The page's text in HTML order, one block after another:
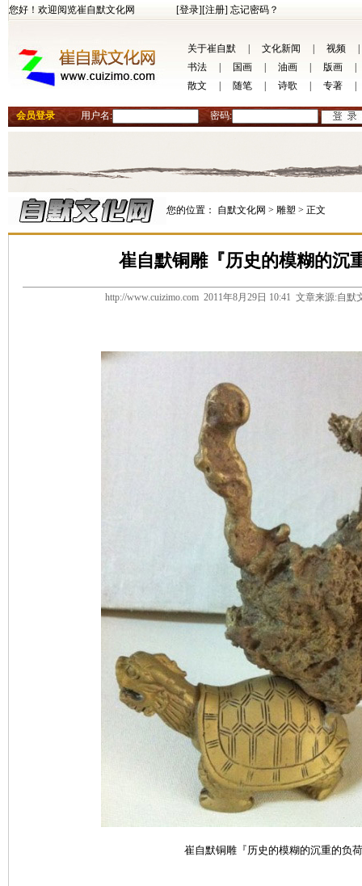
您好！欢迎阅览崔自默文化网 [登录][注册] 忘记密码？
关于崔自默 文化新闻 视频
书法
国画 油画 版画
散文
随笔 诗歌 专著
会员登录 用户名: 密码:
您的位置： 自默文化网 > 雕塑 > 正文
崔自默铜雕『历史的模糊的沉
http://www.cuizimo.com 2011年8月29日 10:41 文章来源:自
崔自默铜雕『历史的模糊的沉重的负